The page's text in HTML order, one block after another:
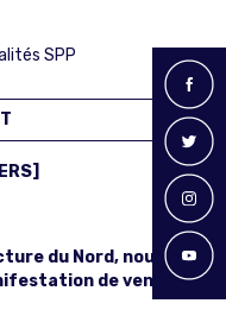
SPP
du Nord, nous
de vendredi